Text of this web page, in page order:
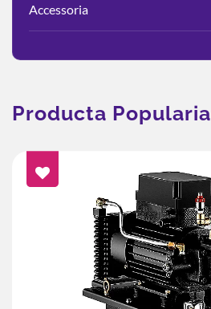
Accessoria
Producta Popularia